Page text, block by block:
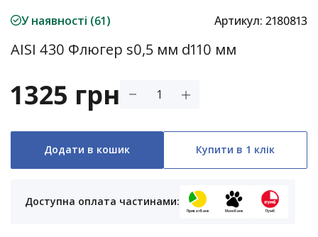
У наявності (61) Артикул: 2180813
AISI 430 Флюгер s0,5 мм d110 мм
1325 грн
Додати в кошик Купити в 1 клік
Доступна оплата частинами:
ПриватБанк Монобанк Пумб